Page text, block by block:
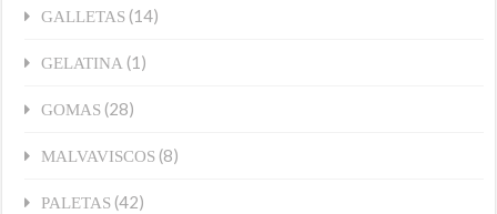
GALLETAS (14)
GELATINA (1)
GOMAS (28)
MALVAVISCOS (8)
PALETAS (42)